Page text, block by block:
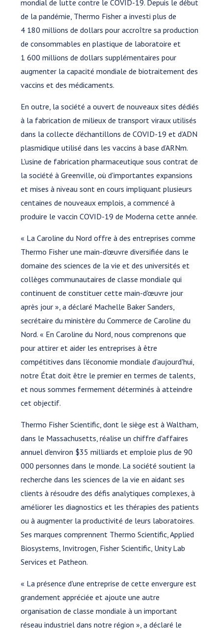
mondial de lutte contre le COVID-19. Depuis le début
de la pandémie, Thermo Fisher a investi plus de
4 180 millions de dollars pour accroître sa production
de consommables en plastique de laboratoire et
1 600 millions de dollars supplémentaires pour
augmenter la capacité mondiale de biotraitement des
vaccins et des médicaments.
En outre, la société a ouvert de nouveaux sites dédiés
à la fabrication de milieux de transport viraux utilisés
dans la collecte d’échantillons de COVID-19 et d’ADN
plasmidique utilisé dans les vaccins à base d’ARNm.
L'usine de fabrication pharmaceutique sous contrat de
la société à Greenville, où d'importantes expansions
et mises à niveau sont en cours impliquant plusieurs
centaines de nouveaux emplois, a commencé à
produire le vaccin COVID-19 de Moderna cette année.
« La Caroline du Nord offre à des entreprises comme
Thermo Fisher une main-d'œuvre diversifiée dans le
domaine des sciences de la vie et des universités et
collèges communautaires de classe mondiale qui
continuent de constituer cette main-d'œuvre jour
après jour », a déclaré Machelle Baker Sanders,
secrétaire du ministère du Commerce de Caroline du
Nord. « En Caroline du Nord, nous comprenons que
pour attirer et aider les entreprises à être
compétitives dans l'économie mondiale d'aujourd'hui,
notre État doit être le premier en termes de talents,
et nous sommes fermement déterminés à atteindre
cet objectif.
Thermo Fisher Scientific, dont le siège est à Waltham,
dans le Massachusetts, réalise un chiffre d'affaires
annuel d'environ $35 milliards et emploie plus de 90
000 personnes dans le monde. La société soutient la
recherche dans les sciences de la vie en aidant ses
clients à résoudre des défis analytiques complexes, à
améliorer les diagnostics et les thérapies des patients
ou à augmenter la productivité de leurs laboratoires.
Ses marques comprennent Thermo Scientific, Applied
Biosystems, Invitrogen, Fisher Scientific, Unity Lab
Services et Patheon.
« La présence d'une entreprise de cette envergure est
grandement appréciée et ajoute une autre
organisation de classe mondiale à un important
réseau industriel dans notre région », a déclaré le